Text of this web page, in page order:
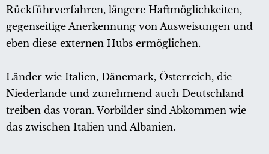
Rückführverfahren, längere Haftmöglichkeiten,
gegenseitige Anerkennung von Ausweisungen und
eben diese externen Hubs ermöglichen.
Länder wie Italien, Dänemark, Österreich, die
Niederlande und zunehmend auch Deutschland
treiben das voran. Vorbilder sind Abkommen wie
das zwischen Italien und Albanien.